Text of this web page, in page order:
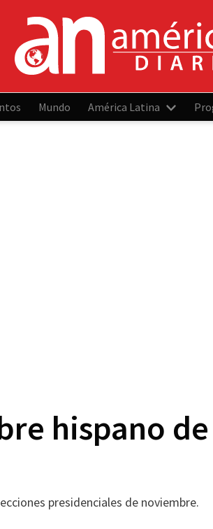
Mundo América Latina
hispano
presidenciales de noviembre.